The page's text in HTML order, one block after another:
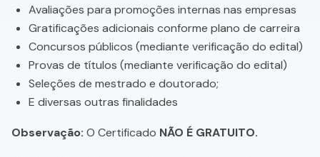
Avaliações para promoções internas nas empresas
Gratificações adicionais conforme plano de carreira
Concursos públicos (mediante verificação do edital)
Provas de títulos (mediante verificação do edital)
Seleções de mestrado e doutorado;
E diversas outras finalidades
Observação: O Certificado NÃO É GRATUITO.